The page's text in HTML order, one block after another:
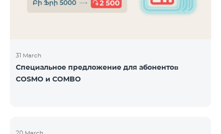
31 March
Специальное предложение для абонентов
COSMO и COMBO